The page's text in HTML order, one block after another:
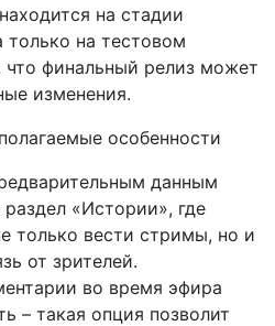
на стадии
только на тестовом
что финальный релиз может
изменения.
особенности
данным
«Истории», где
только вести стримы, но и
от зрителей.
во время эфира
– такая опция позволит